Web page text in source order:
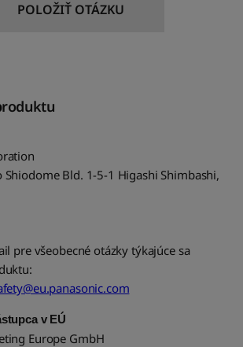
POLOŽIŤ OTÁZKU
Shiodome Bld. 1-5-1 Higashi Shimbashi,
pre všeobecné otázky týkajúce sa
v EÚ
Europe GmbH